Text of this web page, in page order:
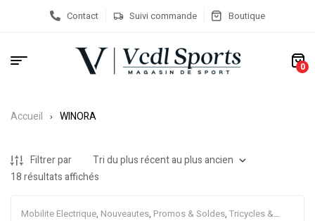
Contact Suivi commande Boutique
0
Accueil WINORA
Filtrer par
18 résultats affichés
Mobilite Electrique, Nouveautes, Promos & Soldes, Tricycles &